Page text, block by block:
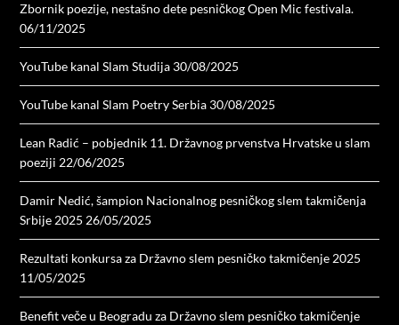
Zbornik poezije, nestašno dete pesničkog Open Mic festivala.
06/11/2025
YouTube kanal Slam Studija 30/08/2025
YouTube kanal Slam Poetry Serbia 30/08/2025
Lean Radić – pobjednik 11. Državnog prvenstva Hrvatske u slam
poeziji 22/06/2025
Damir Nedić, šampion Nacionalnog pesničkog slem takmičenja
Srbije 2025 26/05/2025
Rezultati konkursa za Državno slem pesničko takmičenje 2025
11/05/2025
Benefit veče u Beogradu za Državno slem pesničko takmičenje